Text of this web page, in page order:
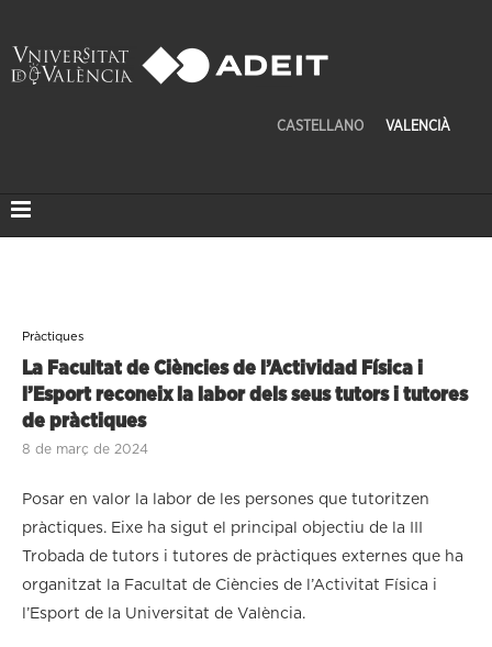
CASTELLANO VALENCIÀ
Pràctiques
La Facultat de Ciències de l’Actividad Física i
l’Esport reconeix la labor dels seus tutors i tutores
de pràctiques
8 de març de 2024
Posar en valor la labor de les persones que tutoritzen
pràctiques. Eixe ha sigut el principal objectiu de la III
Trobada de tutors i tutores de pràctiques externes que ha
organitzat la Facultat de Ciències de l’Activitat Física i
l’Esport de la Universitat de València.